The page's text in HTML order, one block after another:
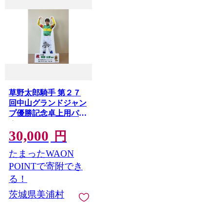
草野太郎騎手 第２７
回中山グランドジャン
プ優勝記念卓上用パネ
ル
30,000 円
たまったWAON
POINTで寄附でき
る！
茨城県美浦村